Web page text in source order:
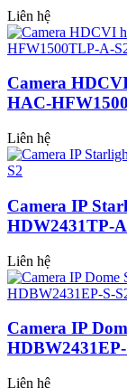
Liên hệ
Camera
HAC-
Liên hệ
Camera IP
HDW2431TP-
Liên hệ
Camera IP
HDBW2431EP-
Liên hệ